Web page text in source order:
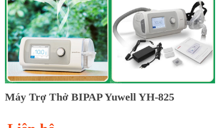
Máy Trợ Thở BIPAP Yuwell YH-825